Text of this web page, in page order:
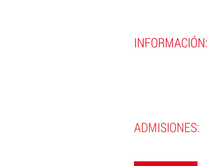
INFORMACIÓN:
ADMISIONES: